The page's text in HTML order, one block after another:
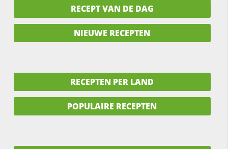
RECEPT VAN DE DAG
NIEUWE RECEPTEN
RECEPTEN PER LAND
POPULAIRE RECEPTEN